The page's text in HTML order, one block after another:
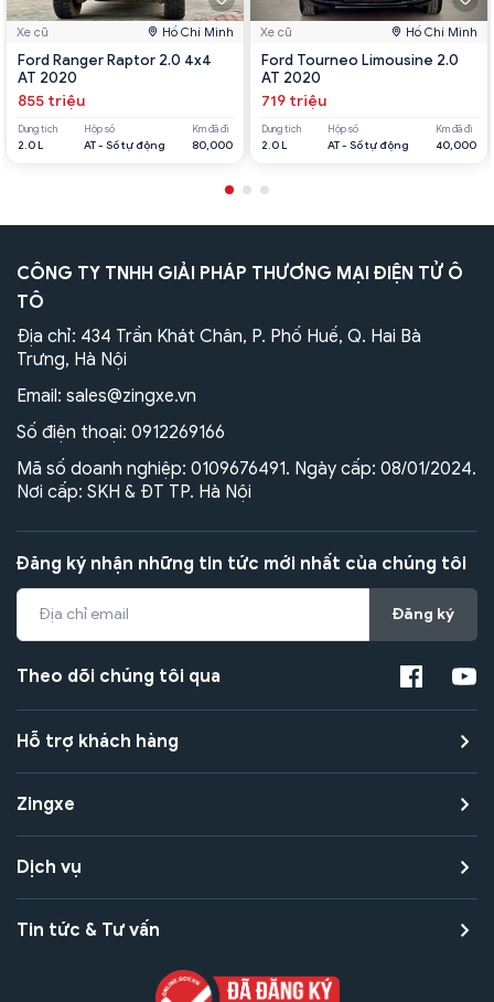
Xe cũ Hồ Chí Minh
Ford Ranger Raptor 2.0 4x4
AT 2020
855 triệu
Dung tích
2.0 L
Hộp số
AT - Số tự động
Km đã đi
80,000
Xe cũ Hồ Chí Minh
Ford Tourneo Limousine 2.0
AT 2020
719 triệu
Dung tích
2.0 L
Hộp số
AT - Số tự động
Km đã đi
40,000
CÔNG TY TNHH GIẢI PHÁP THƯƠNG MẠI ĐIỆN TỬ Ô
TÔ
Địa chỉ: 434 Trần Khát Chân, P. Phố Huế, Q. Hai Bà
Trưng, Hà Nội
Email: sales@zingxe.vn
Số điện thoại: 0912269166
Mã số doanh nghiệp: 0109676491. Ngày cấp: 08/01/2024.
Nơi cấp: SKH & ĐT TP. Hà Nội
Đăng ký nhận những tin tức mới nhất của chúng tôi
Đăng ký
Theo dõi chúng tôi qua
Hỗ trợ khách hàng
Zingxe
Dịch vụ
Tin tức & Tư vấn